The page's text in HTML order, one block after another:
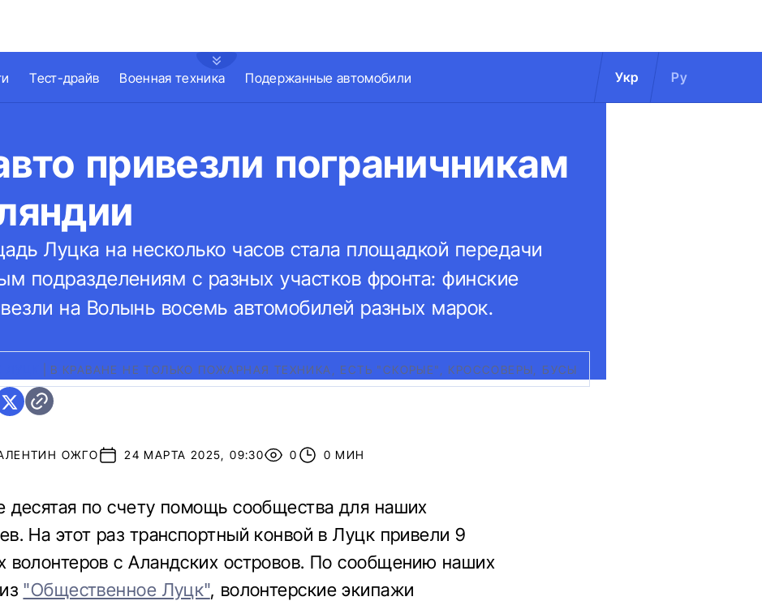
Тест-драйв Военная техника Подержанные автомобили Укр Ру
привезли пограничникам
Луцка на несколько часов стала площадкой передачи
подразделениям с разных участков фронта: финские
на Волынь восемь автомобилей разных марок.
В КРАВАНЕ НЕ ТОЛЬКО ПОЖАРНАЯ ТЕХНИКА, ЕСТЬ "СКОРЫЕ", КРОССОВЕРЫ, БУСЫ
ОЖГО 24 МАРТА 2025, 09:30 0 0 МИН
десятая по счету помощь сообщества для наших
На этот раз транспортный конвой в Луцк привели 9
волонтеров с Аландских островов. По сообщению наших
"Общественное Луцк", волонтерские экипажи